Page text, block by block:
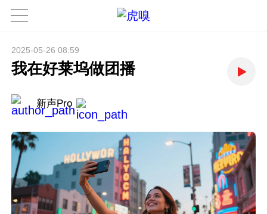
2025-05-26 08:59
我在好莱坞做团播
新声Pro